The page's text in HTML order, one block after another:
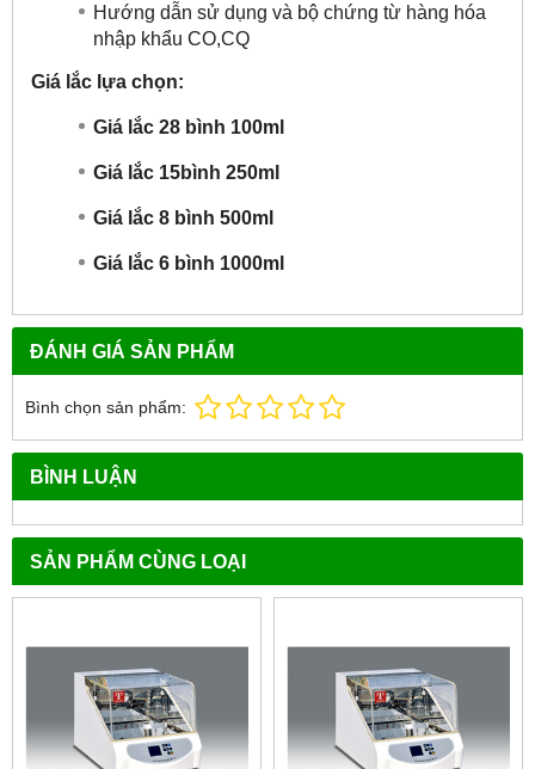
Hướng dẫn sử dụng và bộ chứng từ hàng hóa
nhập khẩu CO,CQ
Giá lắc lựa chọn:
Giá lắc 28 bình 100ml
Giá lắc 15bình 250ml
Giá lắc 8 bình 500ml
Giá lắc 6 bình 1000ml
ĐÁNH GIÁ SẢN PHẨM
Bình chọn sản phẩm:
BÌNH LUẬN
SẢN PHẨM CÙNG LOẠI